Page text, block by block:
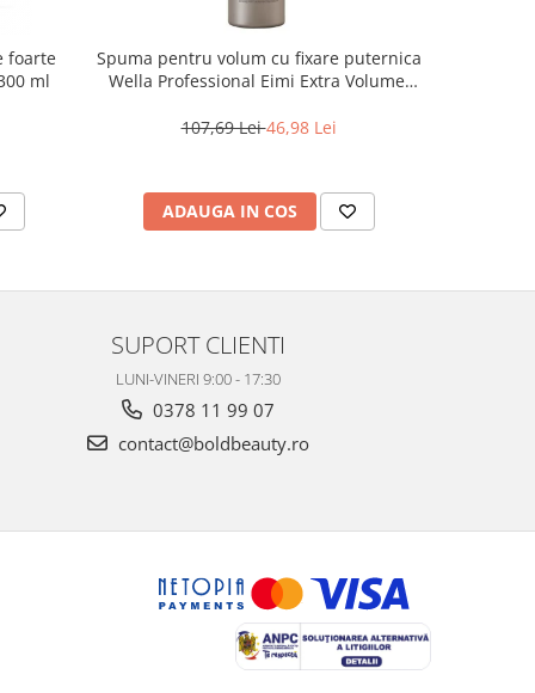
foarte
ml
Spuma pentru volum cu fixare puternica
Wella Professional Eimi Extra Volume,
107,69 Lei46,98 Lei
ADAUGA IN COS
SUPORT CLIENTI
LUNI-VINERI 9:00 - 17:30
0378 11 99 07
contact@boldbeauty.ro